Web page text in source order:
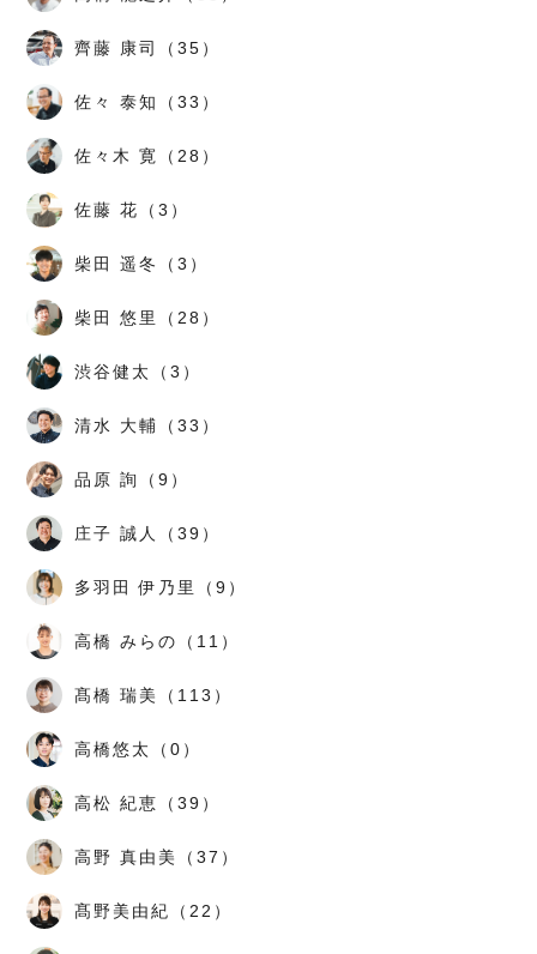
齊藤 康司（35）
佐々 泰知（33）
佐々木 寛（28）
佐藤 花（3）
柴田 遥冬（3）
柴田 悠里（28）
渋谷健太（3）
清水 大輔（33）
品原 詢（9）
庄子 誠人（39）
多羽田 伊乃里（9）
高橋 みらの（11）
髙橋 瑞美（113）
高橋悠太（0）
高松 紀恵（39）
高野 真由美（37）
髙野美由紀（22）